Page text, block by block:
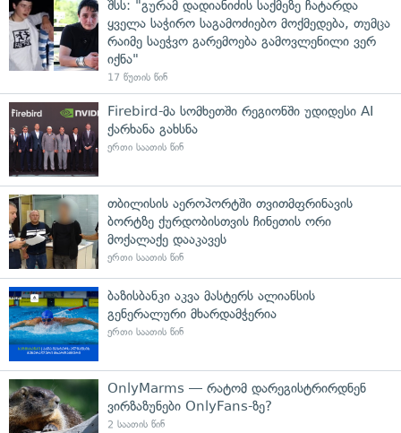
შსს: "გურამ დადიანიძის საქმეზე ჩატარდა
ყველა საჭირო საგამოძიებო მოქმედება, თუმცა
რაიმე საეჭვო გარემოება გამოვლენილი ვერ
იქნა"
17 წუთის წინ
Firebird-მა სომხეთში რეგიონში უდიდესი AI
ქარხანა გახსნა
ერთი საათის წინ
თბილისის აეროპორტში თვითმფრინავის
ბორტზე ქურდობისთვის ჩინეთის ორი
მოქალაქე დააკავეს
ერთი საათის წინ
ბაზისბანკი აკვა მასტერს ალიანსის
გენერალური მხარდამჭერია
ერთი საათის წინ
OnlyMarms — რატომ დარეგისტრირდნენ
ვირზაზუნები OnlyFans-ზე?
2 საათის წინ